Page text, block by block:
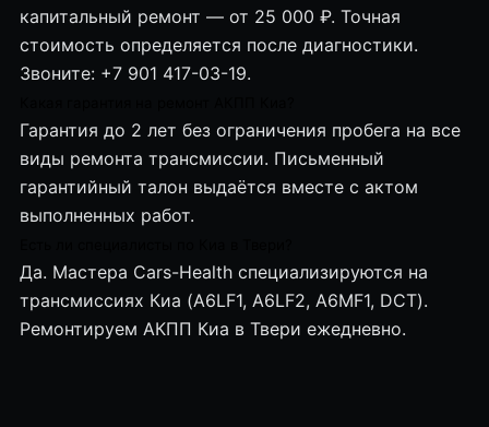
капитальный ремонт — от 25 000 ₽. Точная
стоимость определяется после диагностики.
Звоните: +7 901 417-03-19.
Гарантия до 2 лет без ограничения пробега на все
виды ремонта трансмиссии. Письменный
гарантийный талон выдаётся вместе с актом
выполненных работ.
Да. Мастера Cars-Health специализируются на
трансмиссиях Киа (A6LF1, A6LF2, A6MF1, DCT).
Ремонтируем АКПП Киа в Твери ежедневно.